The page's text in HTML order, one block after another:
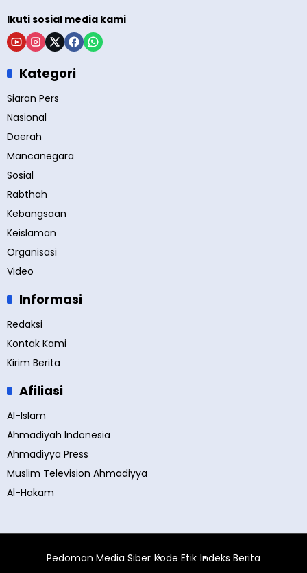
Ikuti sosial media kami
Kategori
Siaran Pers
Nasional
Daerah
Mancanegara
Sosial
Rabthah
Kebangsaan
Keislaman
Organisasi
Video
Informasi
Redaksi
Kontak Kami
Kirim Berita
Afiliasi
Al-Islam
Ahmadiyah Indonesia
Ahmadiyya Press
Muslim Television Ahmadiyya
Al-Hakam
Pedoman Media Siber Kode Etik Indeks Berita